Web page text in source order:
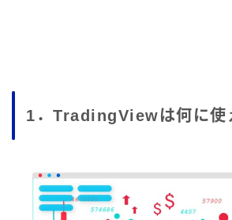
1．TradingViewは何に使